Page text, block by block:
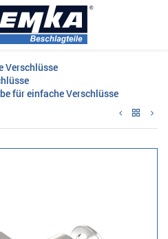
Verschlüsse
für einfache Verschlüsse